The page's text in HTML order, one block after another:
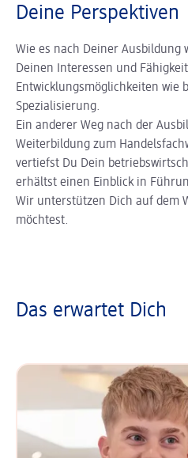
Deine Perspektiven
Wie es nach Deiner Ausbildung
Deinen Interessen und
Entwicklungsmöglichkeiten wie
Spezialisierung.
Ein anderer Weg nach der
Weiterbildung zum
vertiefst Du Dein
erhältst einen Einblick in
Wir unterstützen Dich auf dem
möchtest.
Das erwartet Dich